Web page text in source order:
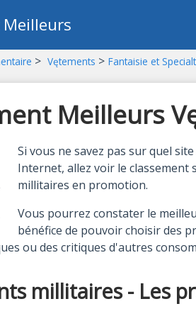
> Vętements > Fantaisie et
Meilleurs
Si vous ne savez pas sur quel
Internet, allez voir le
millitaires en promotion.
Vous pourrez constater le
bénéfice de pouvoir choisir des
ou des critiques d'autres
millitaires - Les